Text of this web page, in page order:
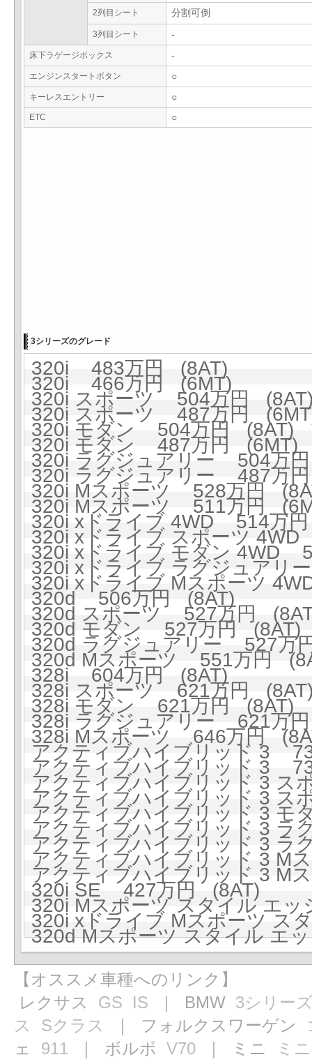
2列目シート
分割可倒
3列目シート -
床下ラゲージボックス -
エンジンスタートボタン ○
キーレスエントリー ○
ETC ○
3シリーズのグレード
320i 483万円 (8AT)
320i 466万円 (6MT)
320i スポーツ 504万円
320i スポーツ 487万円
320i モダン 504万円 (8AT)
320i モダン 487万円 (6MT)
320i ラグジュアリー 504万
320i ラグジュアリー 487万
320i Mスポーツ 528万円
320i Mスポーツ 511万円
320i xドライブ 4WD 514万
320i xドライブ スポーツ
320i xドライブ モダン 4WD
320i xドライブ ラグジュア
320i xドライブ Mスポーツ
320d 506万円 (8AT)
320d スポーツ 527万円
320d モダン 527万円 (8AT)
320d ラグジュアリー 527万
320d Mスポーツ 551万円
328i 604万円 (8AT)
328i スポーツ 621万円
328i モダン 621万円 (8AT)
328i ラグジュアリー 621万
328i Mスポーツ 646万円
アクティブハイブリッド 3
アクティブハイブリッド 3
アクティブハイブリッド 3
アクティブハイブリッド 3
アクティブハイブリッド 3
アクティブハイブリッド 3
アクティブハイブリッド 3
アクティブハイブリッド 3
アクティブハイブリッド 3
320i SE 427万円 (8AT)
320i Mスポーツ スタイル エ
320i xドライブ Mスポーツ
320d Mスポーツ スタイル
【オススメ車種へのリンク】
レクサス GS IS ｜ BMW 3シリー
ス
Sクラス ｜ フォルクスワーゲン
ェ 911 ｜ ボルボ V70 ｜ ミニ ミニ